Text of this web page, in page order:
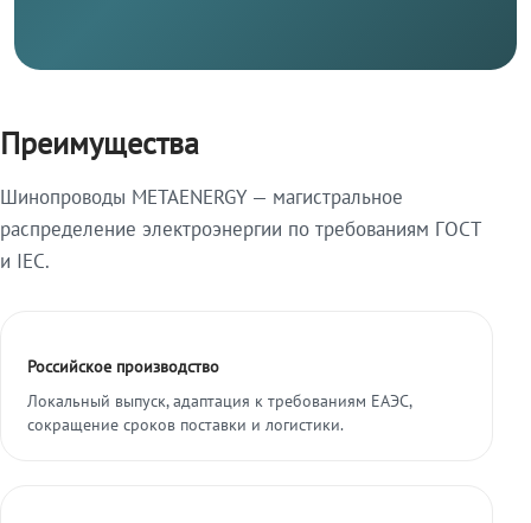
Преимущества
Шинопроводы METAENERGY — магистральное
распределение электроэнергии по требованиям ГОСТ
и IEC.
Российское производство
Локальный выпуск, адаптация к требованиям ЕАЭС,
сокращение сроков поставки и логистики.